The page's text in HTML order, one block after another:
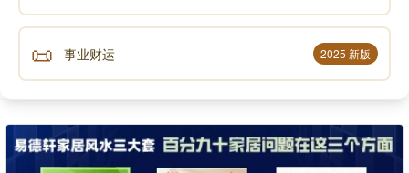
最胜衣服最胜香 末香烧香与灯烛
一一皆如妙高聚 我悉供养诸如来
我以广大胜解心 深信一切三世佛
我昔所造诸恶业 皆由无始贪嗔痴
📜 事业财运 2025 新版